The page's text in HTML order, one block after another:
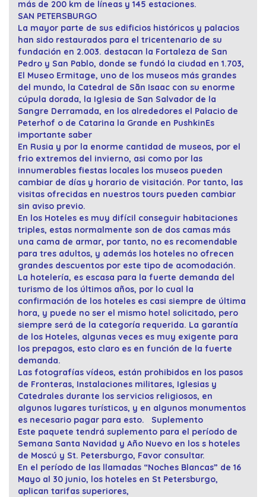
más de 200 km de líneas y 145 estaciones.
SAN PETERSBURGO
La mayor parte de sus edificios históricos y palacios
han sido restaurados para el tricentenario de su
fundación en 2.003. destacan la Fortaleza de San
Pedro y San Pablo, donde se fundó la ciudad en 1.703,
El Museo Ermitage, uno de los museos más grandes
del mundo, la Catedral de Sãn Isaac con su enorme
cúpula dorada, la Iglesia de San Salvador de la
Sangre Derramada, en los alrededores el Palacio de
Peterhof o de Catarina la Grande en PushkinEs
importante saber
En Rusia y por la enorme cantidad de museos, por el
frio extremos del invierno, asi como por las
innumerables fiestas locales los museos pueden
cambiar de días y horario de visitación. Por tanto, las
visitas ofrecidas en nuestros tours pueden cambiar
sin aviso previo.
En los Hoteles es muy difícil conseguir habitaciones
triples, estas normalmente son de dos camas más
una cama de armar, por tanto, no es recomendable
para tres adultos, y además los hoteles no ofrecen
grandes descuentos por este tipo de acomodación.
La hotelería, es escasa para la fuerte demanda del
turismo de los últimos años, por lo cual la
confirmación de los hoteles es casi siempre de última
hora, y puede no ser el mismo hotel solicitado, pero
siempre será de la categoría requerida. La garantía
de los Hoteles, algunas veces es muy exigente para
los prepagos, esto claro es en función de la fuerte
demanda.
Las fotografías vídeos, están prohibidos en los pasos
de Fronteras, Instalaciones militares, Iglesias y
Catedrales durante los servicios religiosos, en
algunos lugares turísticos, y en algunos monumentos
es necesario pagar para esto. Suplemento
Este paquete tendrá suplemento para el período de
Semana Santa Navidad y Año Nuevo en los s hoteles
de Moscú y St. Petersburgo, Favor consultar.
En el período de las llamadas “Noches Blancas” de 16
Mayo al 30 junio, los hoteles en St Petersburgo,
aplican tarifas superiores,